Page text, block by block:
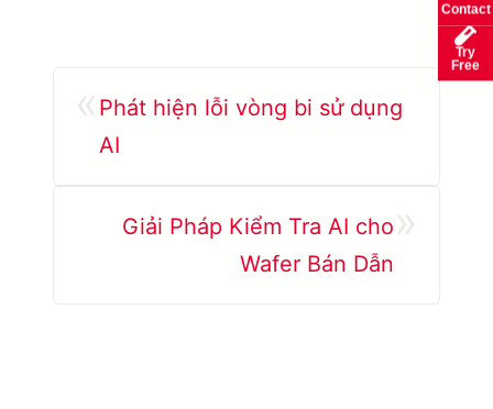
Phát hiện lỗi vòng bi sử dụng
AI
Giải Pháp Kiểm Tra AI cho
Wafer Bán Dẫn
Contact
Try
Free